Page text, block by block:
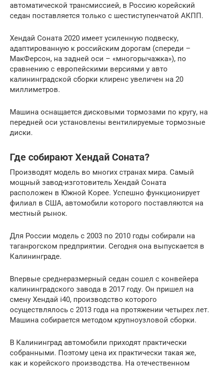
автоматической трансмиссией, в Россию корейский
седан поставляется только с шестиступенчатой АКПП.
Хендай Соната 2020 имеет усиленную подвеску,
адаптированную к российским дорогам (спереди –
МакФерсон, на задней оси – «многорычажка»), по
сравнению с европейскими версиями у авто
калининградской сборки клиренс увеличен на 20
миллиметров.
Машина оснащается дисковыми тормозами по кругу, на
передней оси установлены вентилируемые тормозные
диски.
Где собирают Хендай Соната?
Производят модель во многих странах мира. Самый
мощный завод-изготовитель Хендай Соната
расположен в Южной Корее. Успешно функционирует
филиал в США, автомобили которого поставляются на
местный рынок.
Для России модель с 2003 по 2010 годы собирали на
таганрогском предприятии. Сегодня она выпускается в
Калининграде.
Впервые среднеразмерный седан сошел с конвейера
калининградского завода в 2017 году. Он пришел на
смену Хендай i40, производство которого
осуществлялось с 2013 года на протяжении четырех лет.
Машина собирается методом крупноузловой сборки.
В Калининград автомобили приходят практически
собранными. Поэтому цена их практически такая же,
как и корейского производства. На отечественном